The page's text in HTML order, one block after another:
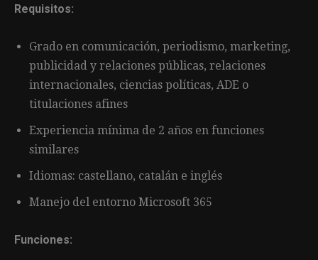
Requisitos:
Grado en comunicación, periodismo, marketing,
publicidad y relaciones públicas, relaciones
internacionales, ciencias políticas, ADE o
titulaciones afines
Experiencia mínima de 2 años en funciones
similares
Idiomas: castellano, catalán e inglés
Manejo del entorno Microsoft 365
Funciones: